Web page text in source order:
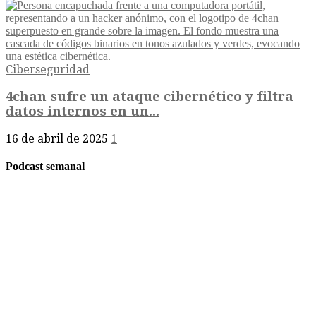
Ciberseguridad
4chan sufre un ataque cibernético y filtra
datos internos en un...
16 de abril de 2025 1
Podcast semanal